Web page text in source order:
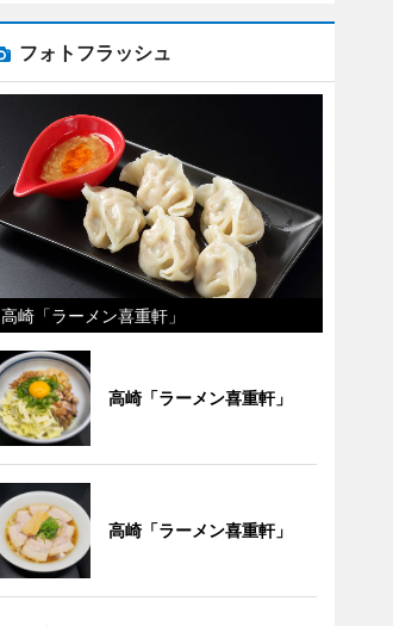
フォトフラッシュ
高崎「ラーメン喜重軒」
高崎「ラーメン喜重軒」
高崎「ラーメン喜重軒」